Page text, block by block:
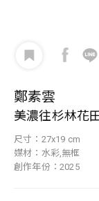
鄭素雲
美濃往杉林花
尺寸：27x19 cm
媒材：水彩,無框
創作年份：2025